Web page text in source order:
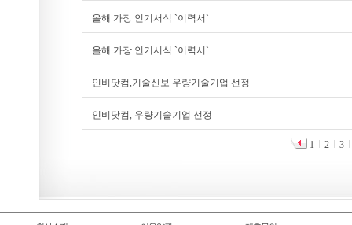
올해 가장 인기서식 `이력서`
올해 가장 인기서식 `이력서`
인비닷컴,기술신보 우량기술기업 선정
인비닷컴, 우량기술기업 선정
1 2 3